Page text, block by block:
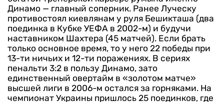
Динамо — главный соперник. Ранее Луческу
противостоял киевлянам у руля Бешикташа (два
поединка в Кубке УЕФА в 2002-м) и будучи
наставником Шахтера (45 матчей). Если брать
только основное время, то у него 22 победы при
13-ти ничьих и 12-ти поражениях. В сериях
пенальти 3:2 в пользу Динамо, зато
единственный овертайм в «золотом матче»
высшей лиги в 2006-м остался за горняками. На
чемпионат Украины пришлось 25 поединков, где